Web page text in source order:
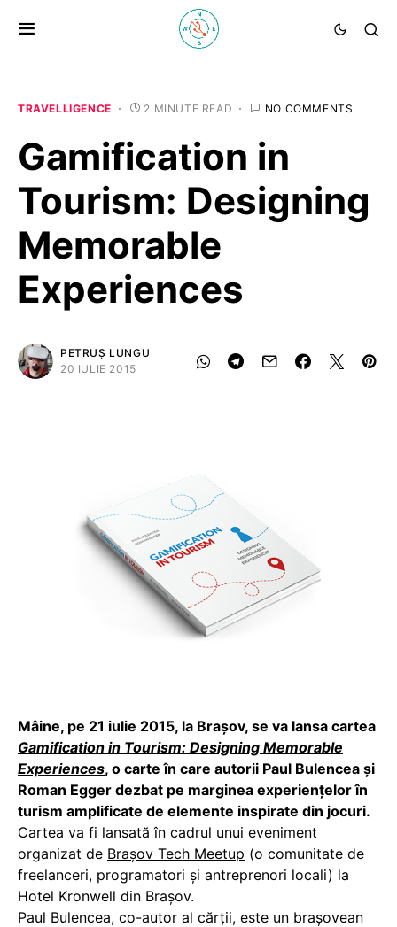
TRAVELLIGENCE 2 MINUTE READ NO COMMENTS
Gamification in
Tourism: Designing
Memorable
Experiences
PETRUȘ LUNGU
20 IULIE 2015
Mâine, pe 21 iulie 2015, la Brașov, se va lansa cartea
Gamification in Tourism: Designing Memorable
Experiences, o carte în care autorii Paul Bulencea și
Roman Egger dezbat pe marginea experiențelor în
turism amplificate de elemente inspirate din jocuri.
Cartea va fi lansată în cadrul unui eveniment
organizat de Brașov Tech Meetup (o comunitate de
freelanceri, programatori și antreprenori locali) la
Hotel Kronwell din Brașov.
Paul Bulencea, co-autor al cărții, este un brașovean